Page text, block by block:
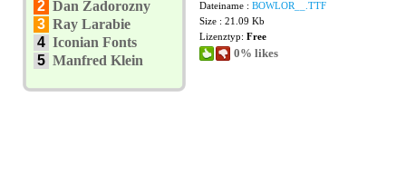
2 Dan Zadorozny
3 Ray Larabie
4 Iconian Fonts
5 Manfred Klein
Dateiname : BOWLOR__.TTF
Size : 21.09 Kb
Lizenztyp: Free
0% likes